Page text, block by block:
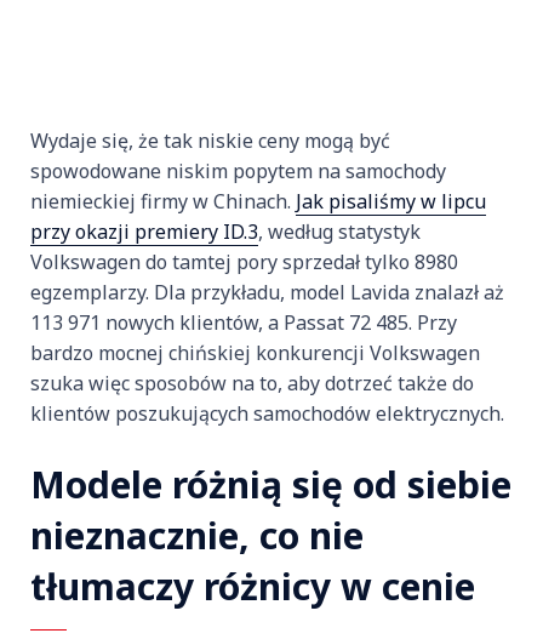
Wydaje się, że tak niskie ceny mogą być
spowodowane niskim popytem na samochody
niemieckiej firmy w Chinach. Jak pisaliśmy w lipcu
przy okazji premiery ID.3, według statystyk
Volkswagen do tamtej pory sprzedał tylko 8980
egzemplarzy. Dla przykładu, model Lavida znalazł aż
113 971 nowych klientów, a Passat 72 485. Przy
bardzo mocnej chińskiej konkurencji Volkswagen
szuka więc sposobów na to, aby dotrzeć także do
klientów poszukujących samochodów elektrycznych.
Modele różnią się od siebie
nieznacznie, co nie
tłumaczy różnicy w cenie